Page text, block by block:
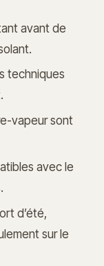
avant de
techniques
vapeur sont
avec le
d’été,
sur le